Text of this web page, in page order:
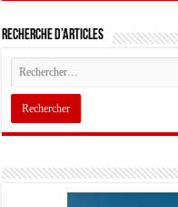
Recherche d’articles